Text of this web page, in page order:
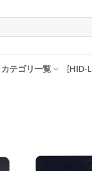
カテゴリ一覧 [HID-